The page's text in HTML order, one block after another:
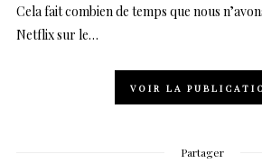
Cela fait combien de temps que nous
Netflix sur le…
VOIR LA
Partager